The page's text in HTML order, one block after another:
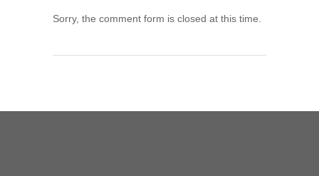
Sorry, the comment form is closed at this time.